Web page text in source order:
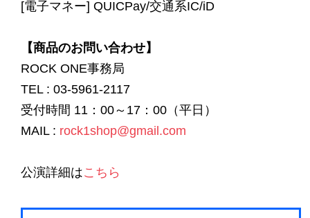
[電子マネー] QUICPay/交通系IC/iD
【商品のお問い合わせ】
ROCK ONE事務局
TEL : 03-5961-2117
受付時間 11：00～17：00（平日）
MAIL : rock1shop@gmail.com
公演詳細はこちら